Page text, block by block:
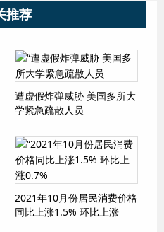
推荐
遭虚假炸弹威胁 美国多所大
学紧急疏散人员
2021年10月份居民消费价格
同比上涨1.5% 环比上涨